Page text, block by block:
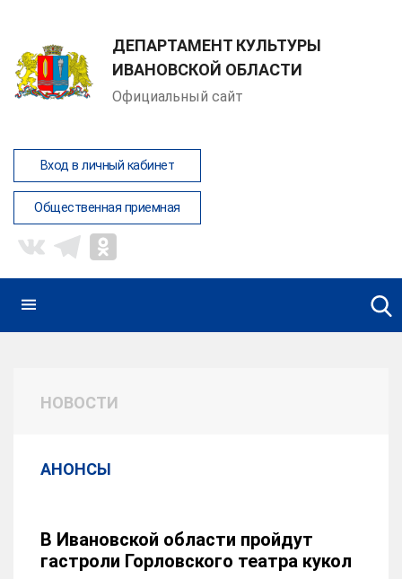
ДЕПАРТАМЕНТ КУЛЬТУРЫ
ИВАНОВСКОЙ ОБЛАСТИ
Официальный сайт
Вход в личный кабинет
Общественная приемная
НОВОСТИ
АНОНСЫ
В Ивановской области пройдут
гастроли Горловского театра кукол